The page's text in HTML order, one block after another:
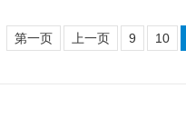
第一页 上一页 9 10